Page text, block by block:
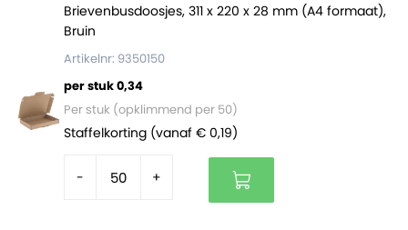
Brievenbusdoosjes, 311 x 220 x 28 mm (A4 formaat),
Bruin
Artikelnr: 9350150
per stuk 0,34
Per stuk (opklimmend per 50)
Staffelkorting (vanaf € 0,19)
- +